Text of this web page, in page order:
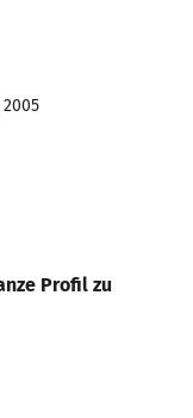
Profil zu